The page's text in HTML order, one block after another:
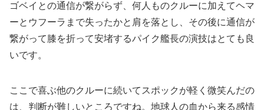
ゴベイとの通信が繋がらず、何人ものクルーに加えてヘマ
ーとウフーラまで失ったかと肩を落とし、その後に通信が
繋がって膝を折って安堵するパイク艦長の演技はとても良
いです。
ここで喜ぶ他のクルーに続いてスポックが軽く微笑んだの
は、判断が難しいところですね。地球人の血から来る感情